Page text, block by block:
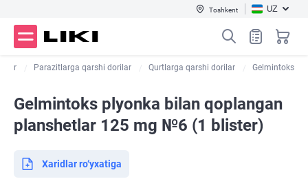
Toshkent UZ
Parazitlarga qarshi dorilar Qurtlarga qarshi dorilar Gelmintoks
Gelmintoks plyonka bilan qoplangan
planshetlar 125 mg №6 (1 blister)
Xaridlar ro‘yxatiga